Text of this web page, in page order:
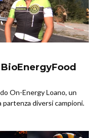
On-Energy Loano, un
partenza diversi campioni.